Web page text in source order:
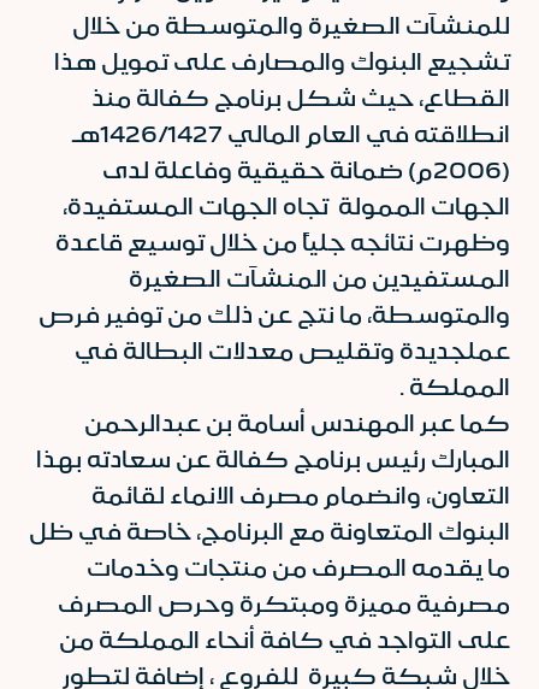
للمنشآت الصغيرة والمتوسطة من خلال
تشجيع البنوك والمصارف على تمويل هذا
القطاع، حيث شكل برنامج كفالة منذ
انطلاقته في العام المالي 1426/1427هـ
(2006م) ضمانة حقيقية وفاعلة لدى
الجهات الممولة تجاه الجهات المستفيدة،
وظهرت نتائجه جلياً من خلال توسيع قاعدة
المستفيدين من المنشآت الصغيرة
والمتوسطة، ما نتج عن ذلك من توفير فرص
عملجديدة وتقليص معدلات البطالة في
المملكة .
كما عبر المهندس أسامة بن عبدالرحمن
المبارك رئيس برنامج كفالة عن سعادته بهذا
التعاون، وانضمام مصرف الانماء لقائمة
البنوك المتعاونة مع البرنامج، خاصة في ظل
ما يقدمه المصرف من منتجات وخدمات
مصرفية مميزة ومبتكرة وحرص المصرف
على التواجد في كافة أنحاء المملكة من
خلال شبكة كبيرة للفروع ، إضافة لتطور